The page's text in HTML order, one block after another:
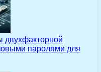
двухфакторной
паролями для